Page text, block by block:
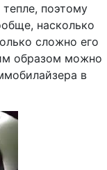
поэтому
насколько
сложно его
образом можно
в